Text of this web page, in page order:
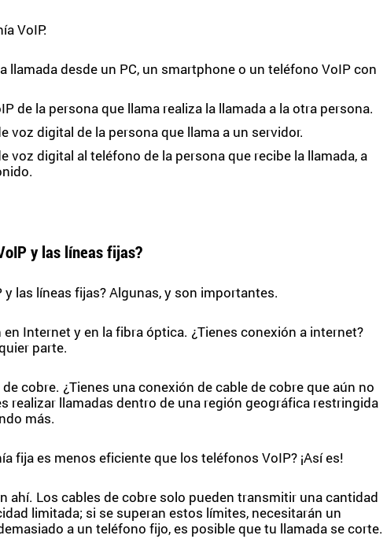
VoIP:
llamada desde un PC, un smartphone o un teléfono VoIP con
de la persona que llama realiza la llamada a la otra persona.
voz digital de la persona que llama a un servidor.
voz digital al teléfono de la persona que recibe la llamada, a
y las líneas fijas?
las líneas fijas? Algunas, y son importantes.
Internet y en la fibra óptica. ¿Tienes conexión a internet?
parte.
cobre. ¿Tienes una conexión de cable de cobre que aún no
realizar llamadas dentro de una región geográfica restringida
más.
fija es menos eficiente que los teléfonos VoIP? ¡Así es!
ahí. Los cables de cobre solo pueden transmitir una cantidad
limitada; si se superan estos límites, necesitarán un
a un teléfono fijo, es posible que tu llamada se corte.